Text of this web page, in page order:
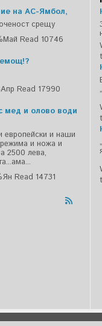
на АС-Ямбол,
срещу
Read 10746
Read 17990
мед и олово води
европейски и наши
и ножа и
2500 лева,
Read 14731